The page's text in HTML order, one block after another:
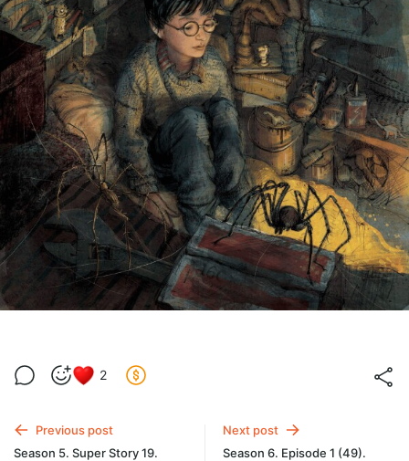
2
Previous post
Season 5. Super Story 19.
Next post
Season 6. Episode 1 (49).